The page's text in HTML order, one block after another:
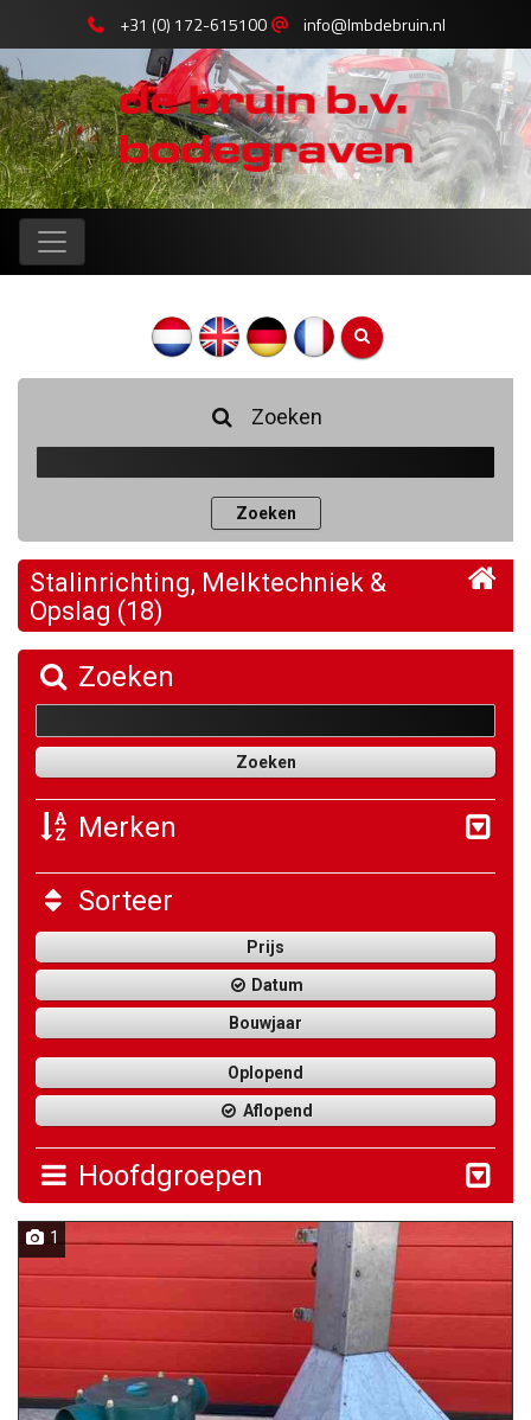
+31 (0) 172-615100 info@lmbdebruin.nl
Zoeken
Stalinrichting, Melktechniek &
Opslag (18)
Zoeken
Merken
Sorteer
Prijs
Datum
Bouwjaar
Oplopend
Aflopend
Hoofdgroepen
1